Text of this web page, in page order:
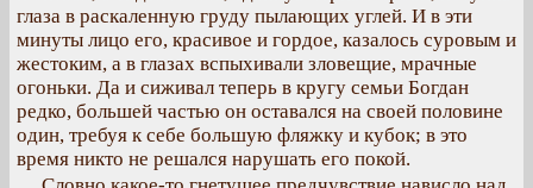
глаза в раскаленную груду пылающих углей. И в эти
минуты лицо его, красивое и гордое, казалось суровым и
жестоким, а в глазах вспыхивали зловещие, мрачные
огоньки. Да и сиживал теперь в кругу семьи Богдан
редко, большей частью он оставался на своей половине
один, требуя к себе большую фляжку и кубок; в это
время никто не решался нарушать его покой.